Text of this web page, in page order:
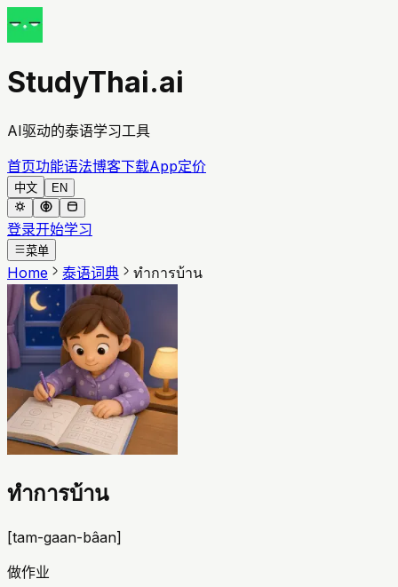
StudyThai.ai
AI驱动的泰语学习工具
首页功能语法博客下载App定价
中文 EN
登录开始学习
菜单
Home 泰语词典 ทำการบ้าน
ทำการบ้าน
[tam-gaan-bâan]
做作业